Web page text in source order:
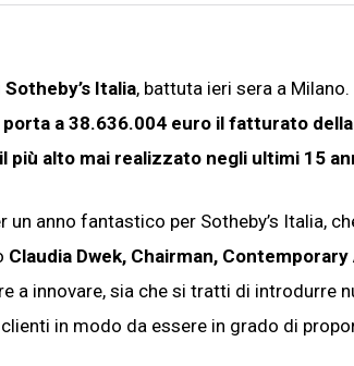
Sotheby’s Italia, battuta ieri sera a Milano.
porta a 38.636.004 euro il fatturato della
il più alto mai realizzato negli ultimi 15
anno fantastico per Sotheby’s Italia,
Claudia Dwek, Chairman, Contemporary
a innovare, sia che si tratti di introdurre
in modo da essere in grado di